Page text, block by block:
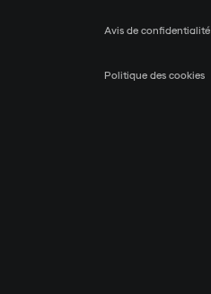
Avis de confidentialité
Politique des cookies